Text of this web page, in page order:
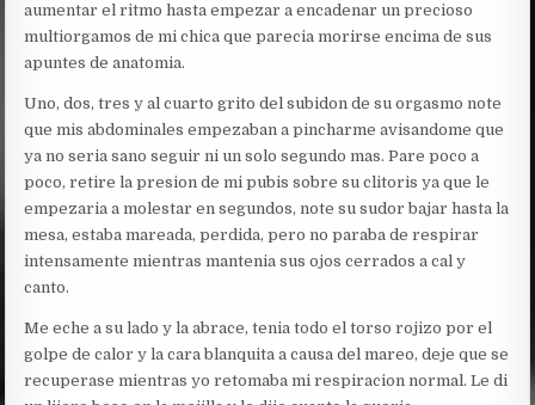
aumentar el ritmo hasta empezar a encadenar un precioso
multiorgamos de mi chica que parecia morirse encima de sus
apuntes de anatomia.
Uno, dos, tres y al cuarto grito del subidon de su orgasmo note
que mis abdominales empezaban a pincharme avisandome que
ya no seria sano seguir ni un solo segundo mas. Pare poco a
poco, retire la presion de mi pubis sobre su clitoris ya que le
empezaria a molestar en segundos, note su sudor bajar hasta la
mesa, estaba mareada, perdida, pero no paraba de respirar
intensamente mientras mantenia sus ojos cerrados a cal y
canto.
Me eche a su lado y la abrace, tenia todo el torso rojizo por el
golpe de calor y la cara blanquita a causa del mareo, deje que se
recuperase mientras yo retomaba mi respiracion normal. Le di